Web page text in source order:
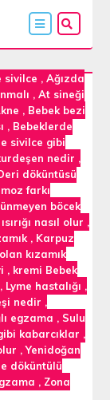
sivilce ,Ağızda
,At sineği
, Bebek bezi
, Bebeklerde
sivilce gibi
nedir ,
döküntüsü
farkı
böcek
nasıl olur ,
, Karpuz
kızamık
, kremi Bebek
, Lyme hastalığı ,
nedir ,
egzama , Sulu
kabarcıklar ,
,Yenidoğan
döküntülü
, Zona